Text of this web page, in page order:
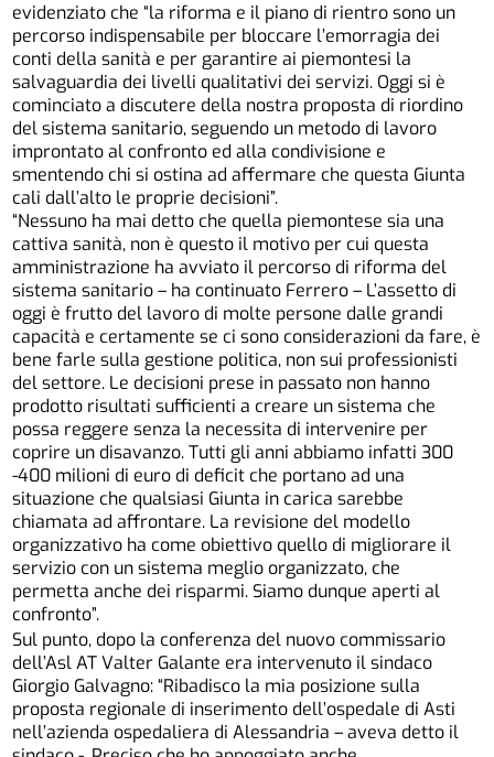
evidenziato che “la riforma e il piano di rientro sono un
percorso indispensabile per bloccare l’emorragia dei
conti della sanità e per garantire ai piemontesi la
salvaguardia dei livelli qualitativi dei servizi. Oggi si è
cominciato a discutere della nostra proposta di riordino
del sistema sanitario, seguendo un metodo di lavoro
improntato al confronto ed alla condivisione e
smentendo chi si ostina ad affermare che questa Giunta
cali dall’alto le proprie decisioni”.
“Nessuno ha mai detto che quella piemontese sia una
cattiva sanità, non è questo il motivo per cui questa
amministrazione ha avviato il percorso di riforma del
sistema sanitario – ha continuato Ferrero – L’assetto di
oggi è frutto del lavoro di molte persone dalle grandi
capacità e certamente se ci sono considerazioni da fare, è
bene farle sulla gestione politica, non sui professionisti
del settore. Le decisioni prese in passato non hanno
prodotto risultati sufficienti a creare un sistema che
possa reggere senza la necessita di intervenire per
coprire un disavanzo. Tutti gli anni abbiamo infatti 300
-400 milioni di euro di deficit che portano ad una
situazione che qualsiasi Giunta in carica sarebbe
chiamata ad affrontare. La revisione del modello
organizzativo ha come obiettivo quello di migliorare il
servizio con un sistema meglio organizzato, che
permetta anche dei risparmi. Siamo dunque aperti al
confronto”.
Sul punto, dopo la conferenza del nuovo commissario
dell’Asl AT Valter Galante era intervenuto il sindaco
Giorgio Galvagno: “Ribadisco la mia posizione sulla
proposta regionale di inserimento dell’ospedale di Asti
nell’azienda ospedaliera di Alessandria – aveva detto il